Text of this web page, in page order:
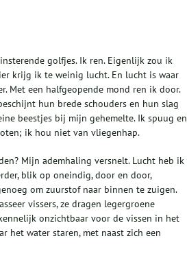
golfjes. Ik ren. Eigenlijk zou ik
krijg ik te weinig lucht. En lucht is waar
Met een halfgeopende mond ren ik door.
hun brede schouders en hun slag
beestjes bij mijn gehemelte. Ik spuug en
ik hou niet van vliegenhap.
Mijn ademhaling versnelt. Lucht heb ik
blik op oneindig, door en door,
om zuurstof naar binnen te zuigen.
vissers, ze dragen legergroene
onzichtbaar voor de vissen in het
het water staren, met naast zich een